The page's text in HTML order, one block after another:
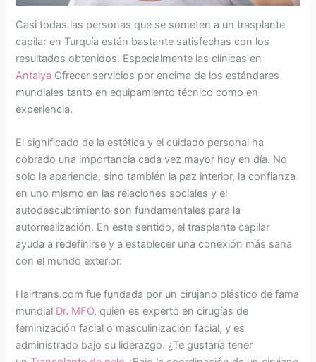
Casi todas las personas que se someten a un trasplante
capilar en Turquía están bastante satisfechas con los
resultados obtenidos. Especialmente las clínicas en
Antalya Ofrecer servicios por encima de los estándares
mundiales tanto en equipamiento técnico como en
experiencia.
El significado de la estética y el cuidado personal ha
cobrado una importancia cada vez mayor hoy en día. No
solo la apariencia, sino también la paz interior, la confianza
en uno mismo en las relaciones sociales y el
autodescubrimiento son fundamentales para la
autorrealización. En este sentido, el trasplante capilar
ayuda a redefinirse y a establecer una conexión más sana
con el mundo exterior.
Hairtrans.com fue fundada por un cirujano plástico de fama
mundial Dr. MFO, quien es experto en cirugías de
feminización facial o masculinización facial, y es
administrado bajo su liderazgo. ¿Te gustaría tener